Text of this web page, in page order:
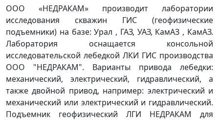
ООО «НЕДРАКАМ» производит лаборатории
исследования скважин ГИС (геофизические
подъемники) на базе: Урал , ГАЗ, УАЗ, КамАЗ , КамАЗ.
Лаборатория оснащается консольной
исследовательской лебедкой ЛКИ ГИС производства
ООО "НЕДРАКАМ". Варианты привода лебедки:
механический, электрический, гидравлический, а
также двойной привод, например: электрический и
механический или электрический и гидравлический.
Подъемник геофизический ЛГИ НЕДРАКАМ для